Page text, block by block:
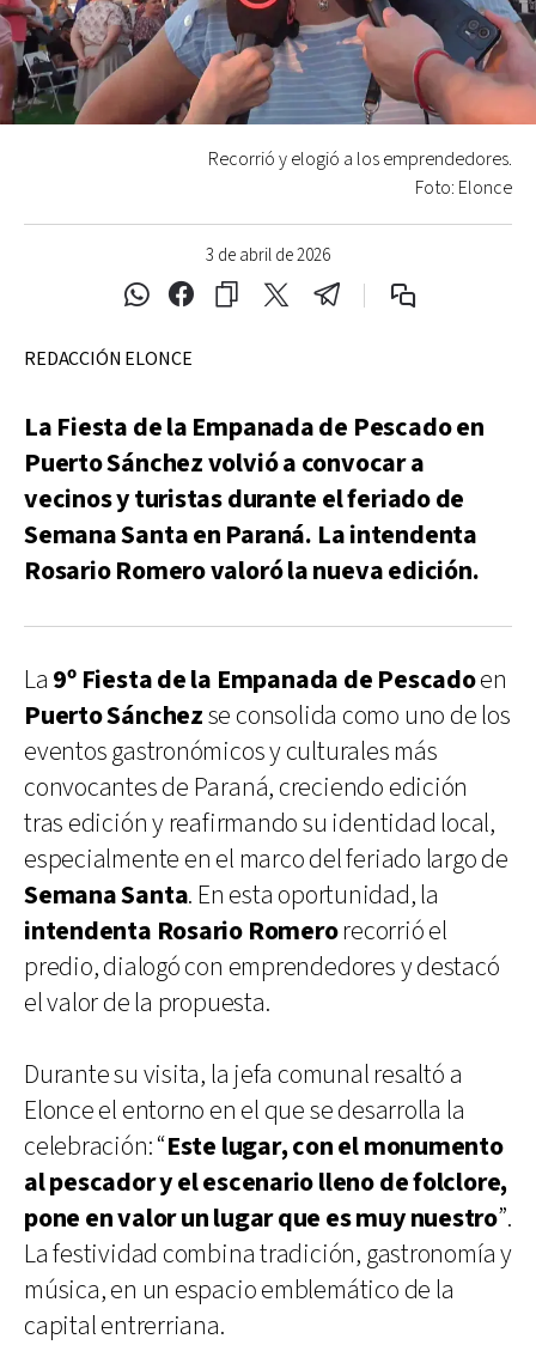
3 de abril de 2026
Recorrió y elogió a los emprendedores.
Foto: Elonce
REDACCIÓN ELONCE
La Fiesta de la Empanada de Pescado en
Puerto Sánchez volvió a convocar a
vecinos y turistas durante el feriado de
Semana Santa en Paraná. La intendenta
Rosario Romero valoró la nueva edición.
La 9º Fiesta de la Empanada de Pescadoen
Puerto Sánchezse consolida como uno de los
eventos gastronómicos y culturales más
convocantes de Paraná, creciendo edición
tras edición y reafirmando su identidad local,
especialmente en el marco del feriado largo de
Semana Santa. En esta oportunidad, la
intendenta Rosario Romerorecorrió el
predio, dialogó con emprendedores y destacó
el valor de la propuesta.
Durante su visita, la jefa comunal resaltó a
Elonce el entorno en el que se desarrolla la
celebración: “Este lugar, con el monumento
al pescador y el escenario lleno de folclore,
pone en valor un lugar que es muy nuestro”.
La festividad combina tradición, gastronomía y
música, en un espacio emblemático de la
capital entrerriana.